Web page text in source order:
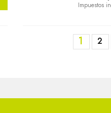
Impuestos
1 2